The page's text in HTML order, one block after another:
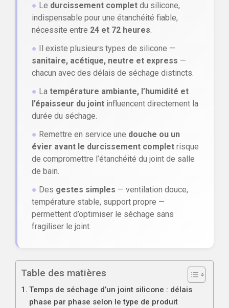
● Le durcissement complet du silicone,
indispensable pour une étanchéité fiable,
nécessite entre 24 et 72 heures.
●
Il existe plusieurs types de silicone —
sanitaire, acétique, neutre et express —
chacun avec des délais de séchage distincts.
● La température ambiante, l’humidité et
l’épaisseur du joint influencent directement la
durée du séchage.
● Remettre en service une douche ou un
évier avant le durcissement complet risque
de compromettre l’étanchéité du joint de salle
de bain.
● Des gestes simples — ventilation douce,
température stable, support propre —
permettent d’optimiser le séchage sans
fragiliser le joint.
Table des matières
Temps de séchage d’un joint silicone : délais
phase par phase selon le type de produit